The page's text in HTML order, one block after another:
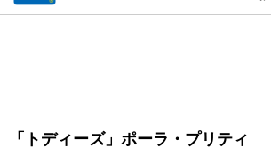
「トディーズ」ポーラ・プリティ